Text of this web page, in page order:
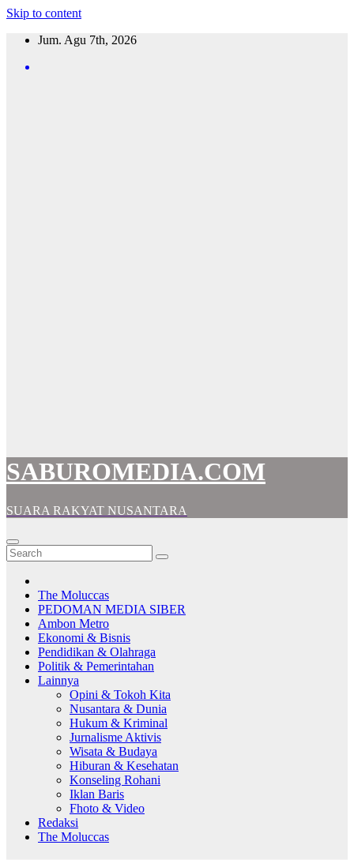
Skip to content
Jum. Agu 7th, 2026
SABUROMEDIA.COM
SUARA RAKYAT NUSANTARA
The Moluccas
PEDOMAN MEDIA SIBER
Ambon Metro
Ekonomi & Bisnis
Pendidikan & Olahraga
Politik & Pemerintahan
Lainnya
Opini & Tokoh Kita
Nusantara & Dunia
Hukum & Kriminal
Jurnalisme Aktivis
Wisata & Budaya
Hiburan & Kesehatan
Konseling Rohani
Iklan Baris
Fhoto & Video
Redaksi
The Moluccas